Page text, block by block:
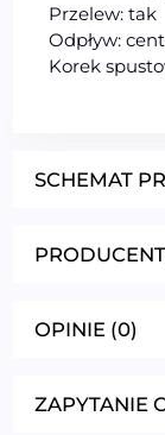
Przelew: tak
Odpływ:
Korek
SCHEMAT
OPINIE (0)
ZAPYTANIE